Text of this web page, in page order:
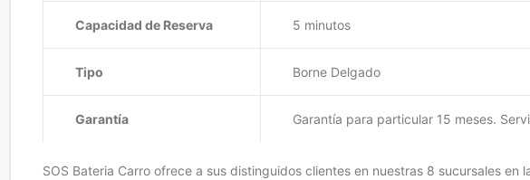
Capacidad de Reserva 5 minutos
Tipo Borne Delgado
Garantía Garantía para particular 15 meses.
SOS Bateria Carro ofrece a sus distinguidos clientes en nuestras 8 sucursales